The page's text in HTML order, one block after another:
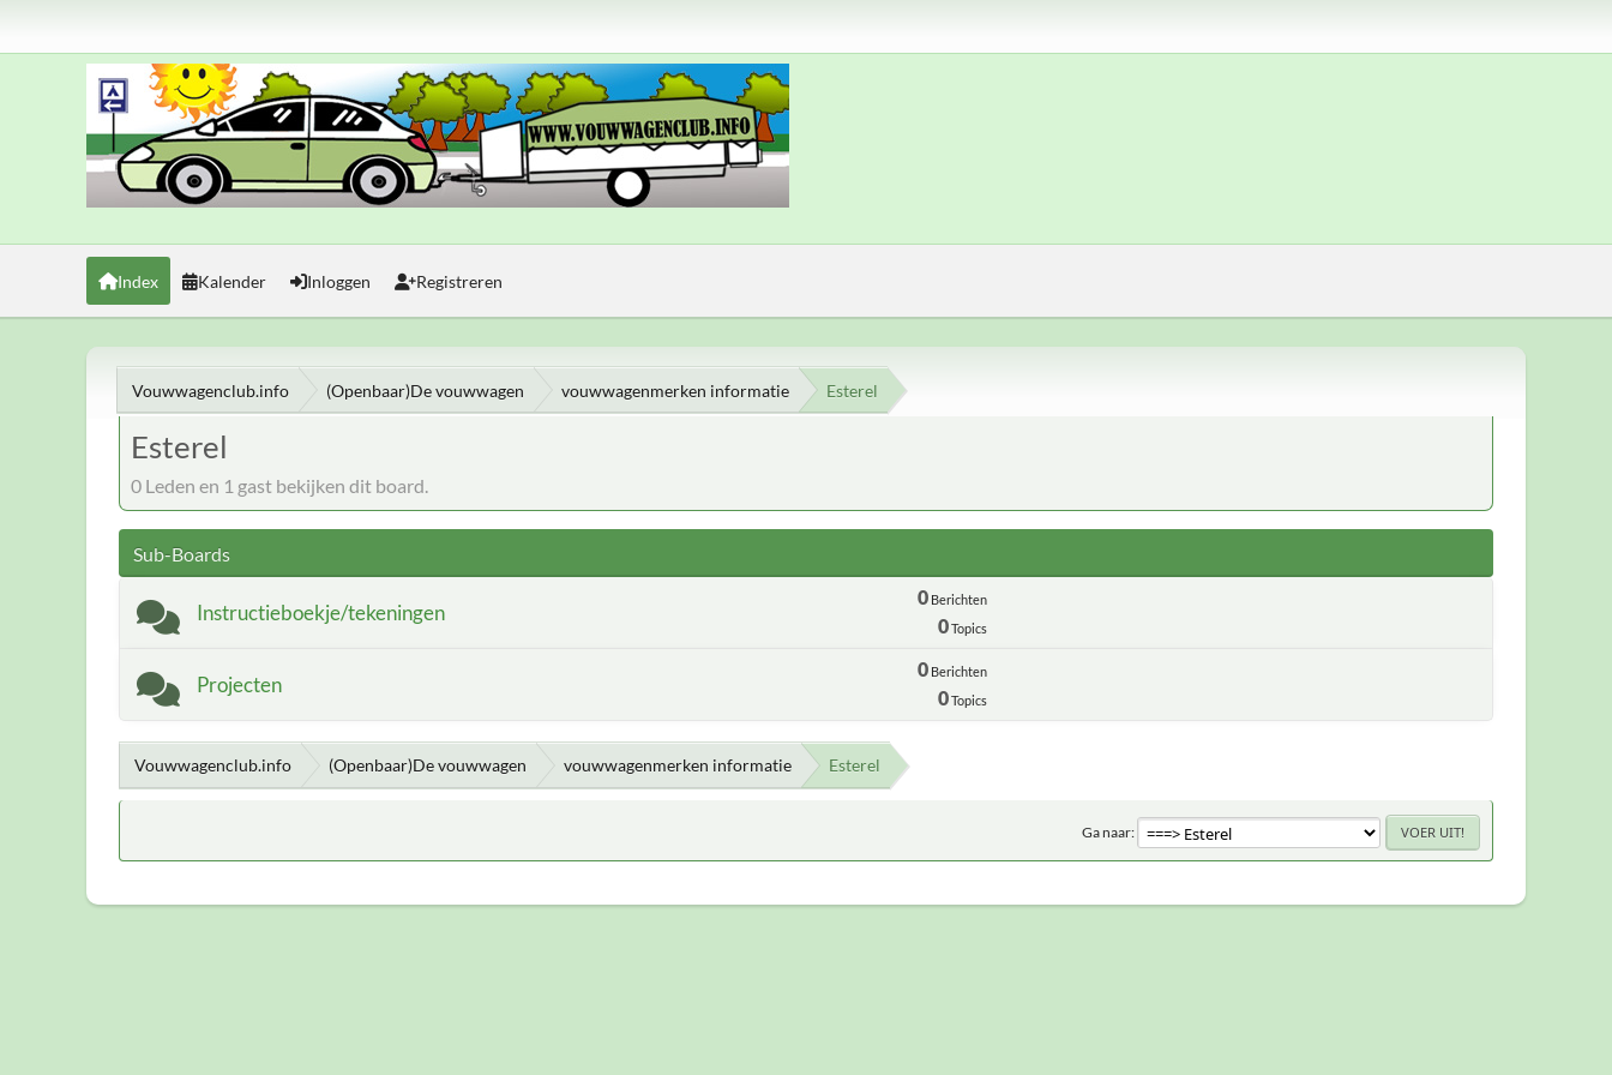
Index Kalender Inloggen Registreren
Vouwwagenclub.info (Openbaar)De vouwwagen vouwwagenmerken informatie Esterel
Esterel
0 Leden en 1 gast bekijken dit board.
Sub-Boards
Instructieboekje/tekeningen
0Berichten
0Topics
Projecten
0Berichten
0Topics
Vouwwagenclub.info (Openbaar)De vouwwagen vouwwagenmerken informatie Esterel
Ga naar